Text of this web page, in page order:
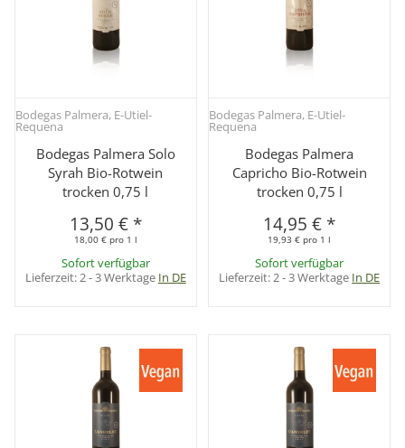
Bodegas Palmera, E-Utiel-
Requena
Bodegas Palmera Solo
Syrah Bio-Rotwein
trocken 0,75 l
13,50 € *
18,00 € pro 1 l
Sofort verfügbar
Lieferzeit:2 - 3 Werktage In DE
Bodegas Palmera, E-Utiel-
Requena
Bodegas Palmera
Capricho Bio-Rotwein
trocken 0,75 l
14,95 € *
19,93 € pro 1 l
Sofort verfügbar
Lieferzeit:2 - 3 Werktage In DE